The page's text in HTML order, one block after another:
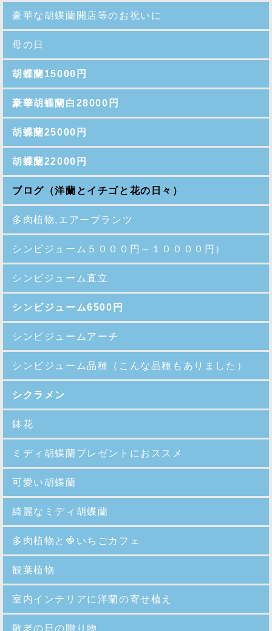
豪華な胡蝶蘭開店等のお祝いに
母の日
胡蝶蘭15000円
豪華胡蝶蘭白28000円
胡蝶蘭25000円
胡蝶蘭22000円
ブログ（洋蘭とイチゴと花の日々）
多肉植物,エアープランツ
シンビジューム５０００円～１００００円）
シンビジューム直立
シンビジューム6500円
シンビジュームアーチ
シンビジューム品種 （こんな品種もありました）
シクラメン
鉢花
ミディ胡蝶蘭プレゼントにおススメ
可愛い胡蝶蘭
綺麗なミディ胡蝶蘭
多肉植物と🍓いちごカフェ
観葉植物
室内インテリアに洋蘭の寄せ植え
敬老の日の贈り物